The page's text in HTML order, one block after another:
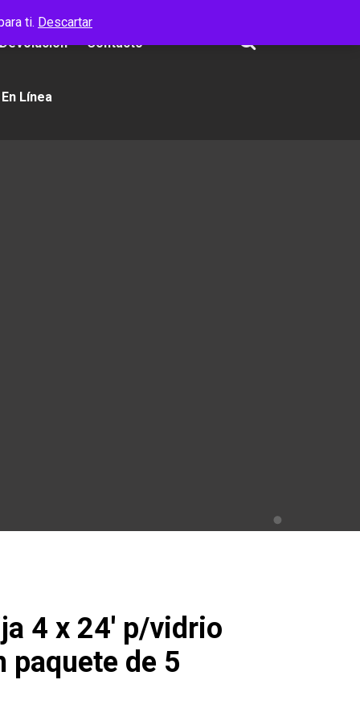
ti. Descartar
Contacto
Línea
4 x 24′ p/vidrio
paquete de 5